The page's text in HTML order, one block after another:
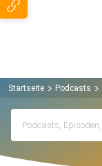
Startseite Podcasts